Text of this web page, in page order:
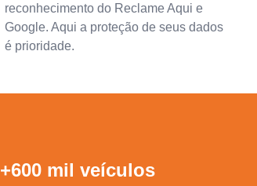
reconhecimento do Reclame Aqui e
Google. Aqui a proteção de seus dados
é prioridade.
+600 mil veículos